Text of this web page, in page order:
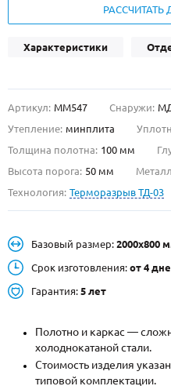
О НАС
Металлические двери от
НАЙТИ:
РАССЧИТАТЬ
Характеристики
Артикул: ММ547 Снаружи:
Утепление: минплита
Толщина полотна: 100 мм
Высота порога: 50 мм
Технология: Терморазрыв ТД-03
Базовый размер: 2000х800
Срок изготовления: от 4
Гарантия: 5 лет
Полотно и каркас —
холоднокатаной стали.
Стоимость изделия
типовой комплектации.